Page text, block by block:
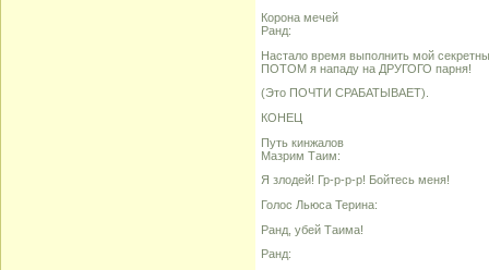
Корона мечей
Ранд:
Настало время выполнить мой
ПОТОМ я нападу на ДРУГОГО парня!
(Это ПОЧТИ СРАБАТЫВАЕТ).
КОНЕЦ
Путь кинжалов
Мазрим Таим:
Я злодей! Гр-р-р-р! Бойтесь меня!
Голос Льюса Терина:
Ранд, убей Таима!
Ранд: